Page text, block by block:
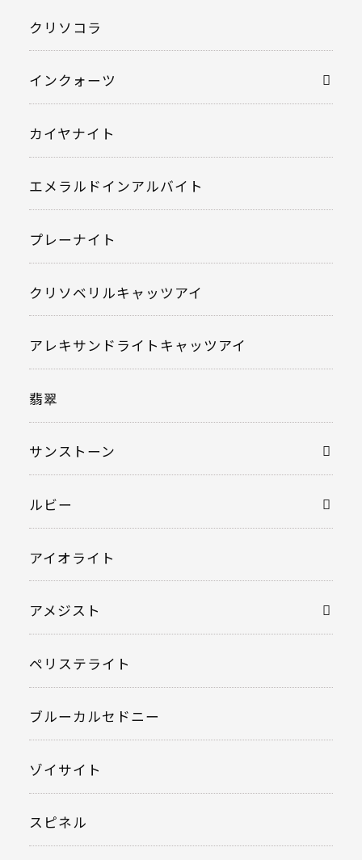
クリソコラ
インクォーツ
カイヤナイト
エメラルドインアルバイト
プレーナイト
クリソベリルキャッツアイ
アレキサンドライトキャッツアイ
翡翠
サンストーン
ルビー
アイオライト
アメジスト
ペリステライト
ブルーカルセドニー
ゾイサイト
スピネル